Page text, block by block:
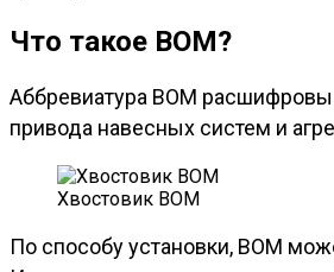
Что такое ВОМ?
Аббревиатура ВОМ
привода навесных систем и
Хвостовик ВОМ
По способу установки, ВОМ